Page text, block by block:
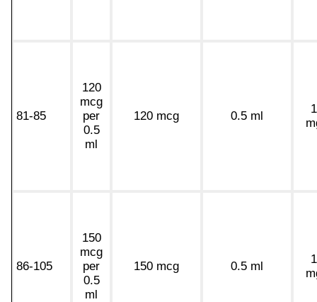
81-85
120
mcg
per
0.5
ml
120 mcg 0.5 ml
86-105
150
mcg
per
0.5
ml
150 mcg 0.5 ml